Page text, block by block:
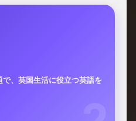
、英国生活に役立つ英語を